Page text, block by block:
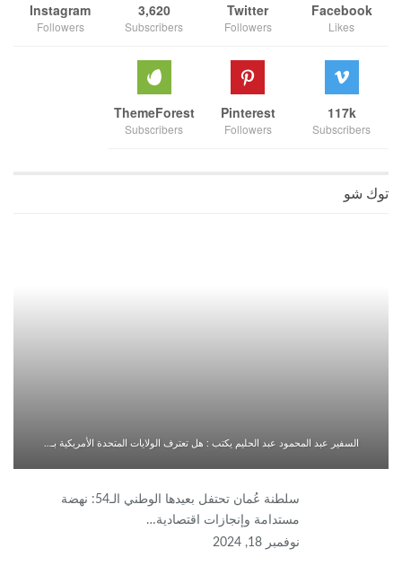
Facebook
Likes
Twitter
Followers
3,620
Subscribers
Instagram
Followers
117k
Subscribers
Pinterest
Followers
ThemeForest
Subscribers
توك شو
السفير عبد المحمود عبد الحليم يكتب : هل تعترف الولايات المتحدة الأمريكية بـ…
سلطنة عُمان تحتفل بعيدها الوطني الـ54: نهضة
مستدامة وإنجازات اقتصادية…
نوفمبر 18, 2024